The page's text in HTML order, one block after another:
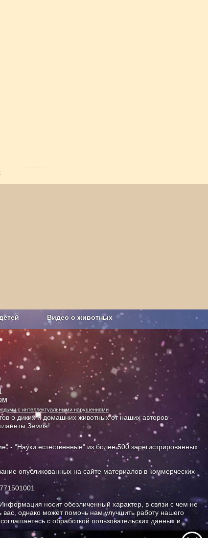
Видео о животных
Сельское хозяйство
с интеллектуальными нарушениями
о диких и домашних животных от наших авторов -
Земля!
- "Науки естественные" из более 500 зарегистрированных
опубликованных на сайте материалов в коммерческих
носит обезличенный характер, в связи с чем не
однако может помочь нам улучшить работу нашего
с обработкой пользовательских данных и